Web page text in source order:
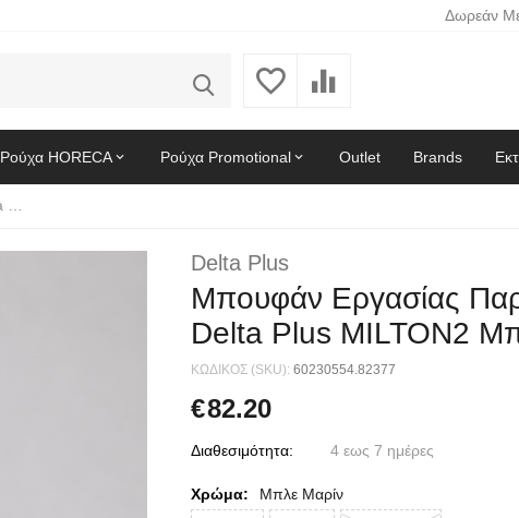
Δωρεάν
Ρούχα HORECA Ρούχα Promotional Outlet Brands
Delta Plus
Μπουφάν Εργασίας
Delta Plus MILTON2
ΚΩΔΙΚΟΣ (SKU): 60230554.82377
€82.20
Διαθεσιμότητα: 4 εως 7 ημέρες
Χρώμα: Μπλε Μαρίν